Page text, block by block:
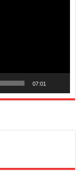
07:01